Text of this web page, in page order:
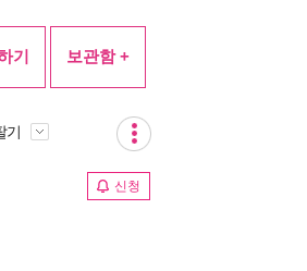
기 보관함 +
기
신청